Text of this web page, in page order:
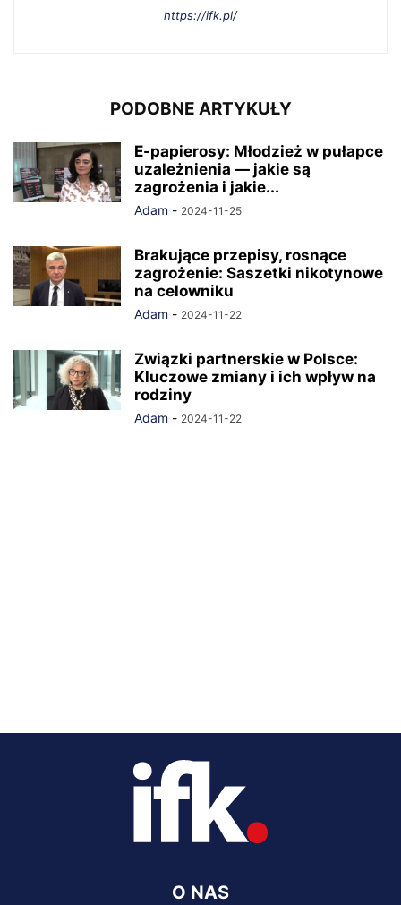
https://ifk.pl/
PODOBNE ARTYKUŁY
E-papierosy: Młodzież w pułapce
uzależnienia — jakie są
zagrożenia i jakie...
Adam - 2024-11-25
Brakujące przepisy, rosnące
zagrożenie: Saszetki nikotynowe
na celowniku
Adam - 2024-11-22
Związki partnerskie w Polsce:
Kluczowe zmiany i ich wpływ na
rodziny
Adam - 2024-11-22
O NAS